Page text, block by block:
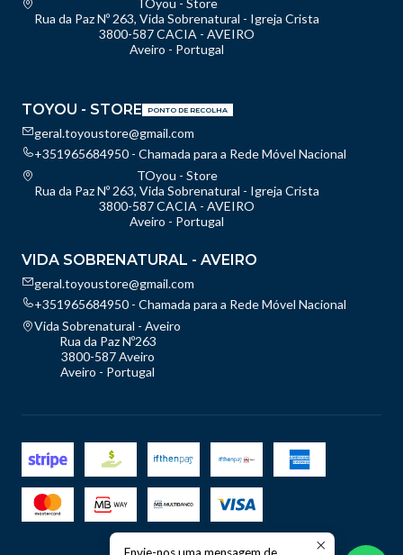
Rua da Paz Nº 263, Vida Sobrenatural - Igreja Crista
3800-587 CACIA - AVEIRO
Aveiro - Portugal
TOYOU - STORE PONTO DE RECOLHA
geral.toyoustore@gmail.com
+351965684950 - Chamada para a Rede Móvel Nacional
TOyou - Store
Rua da Paz Nº 263, Vida Sobrenatural - Igreja Crista
3800-587 CACIA - AVEIRO
Aveiro - Portugal
VIDA SOBRENATURAL - AVEIRO
geral.toyoustore@gmail.com
+351965684950 - Chamada para a Rede Móvel Nacional
Vida Sobrenatural - Aveiro
Rua da Paz Nº263
3800-587 Aveiro
Aveiro - Portugal